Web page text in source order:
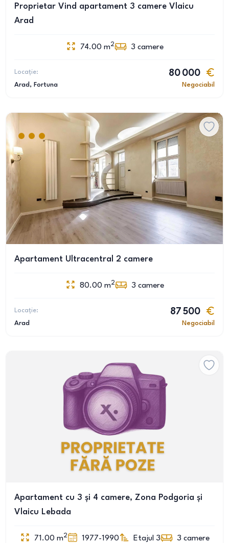
Proprietar Vind apartament 3 camere Vlaicu
Arad
74.00 m2 3 camere
Locație:
Arad , Fortuna
80 000
Negociabil
Apartament Ultracentral 2 camere
80.00 m2 3 camere
Locație:
Arad
87 500
Negociabil
Apartament cu 3 și 4 camere, Zona Podgoria și
Vlaicu Lebada
71.00 m2 1977-1990 Etajul 3 3 camere